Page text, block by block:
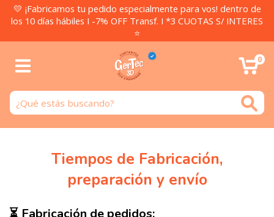
💛 ¡Fabricamos tu pedido especialmente para vos! dentro de
los 10 días hábiles I -7% OFF Transf. I *3 CUOTAS S/ INTERES
⭐
0
Tiempos de Fabricación,
preparación y envío
⏳ Fabricación de pedidos: